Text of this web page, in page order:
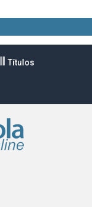
Títulos